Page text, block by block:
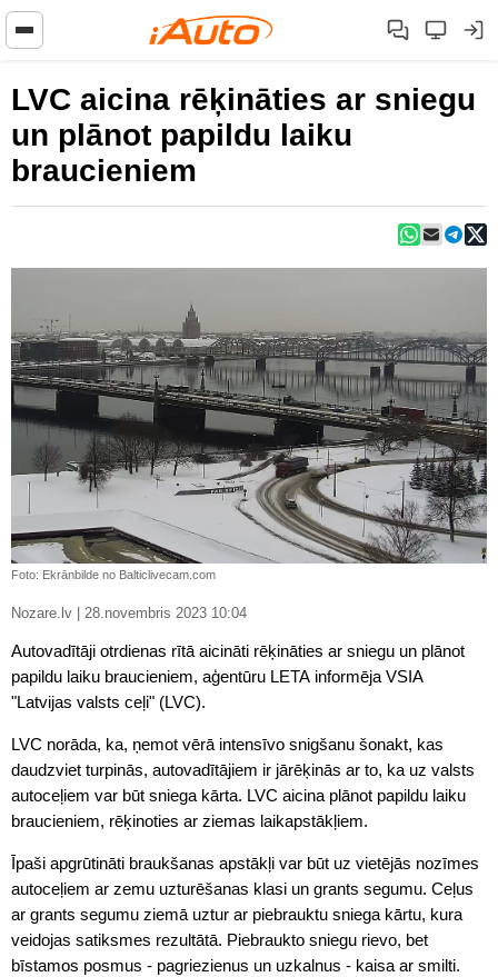
LVC aicina rēķināties ar sniegu
un plānot papildu laiku
braucieniem
Foto: Ekrānbilde no Balticlivecam.com
Nozare.lv | 28.novembris 2023 10:04
Autovadītāji otrdienas rītā aicināti rēķināties ar sniegu un plānot
papildu laiku braucieniem, aģentūru LETA informēja VSIA
"Latvijas valsts ceļi" (LVC).
LVC norāda, ka, ņemot vērā intensīvo snigšanu šonakt, kas
daudzviet turpinās, autovadītājiem ir jārēķinās ar to, ka uz valsts
autoceļiem var būt sniega kārta. LVC aicina plānot papildu laiku
braucieniem, rēķinoties ar ziemas laikapstākļiem.
Īpaši apgrūtināti braukšanas apstākļi var būt uz vietējās nozīmes
autoceļiem ar zemu uzturēšanas klasi un grants segumu. Ceļus
ar grants segumu ziemā uztur ar piebrauktu sniega kārtu, kura
veidojas satiksmes rezultātā. Piebraukto sniegu rievo, bet
bīstamos posmus - pagriezienus un uzkalnus - kaisa ar smilti.